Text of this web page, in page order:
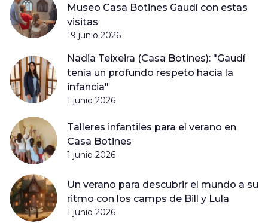
Museo Casa Botines Gaudí con estas
visitas
19 junio 2026
Nadia Teixeira (Casa Botines): "Gaudí
tenía un profundo respeto hacia la
infancia"
1 junio 2026
Talleres infantiles para el verano en
Casa Botines
1 junio 2026
Un verano para descubrir el mundo a su
ritmo con los camps de Bill y Lula
1 junio 2026